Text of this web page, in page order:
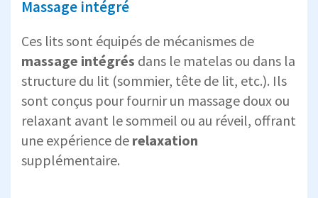
Massage intégré
Ces lits sont équipés de mécanismes de
massage intégrés dans le matelas ou dans la
structure du lit (sommier, tête de lit, etc.). Ils
sont conçus pour fournir un massage doux ou
relaxant avant le sommeil ou au réveil, offrant
une expérience de relaxation
supplémentaire.